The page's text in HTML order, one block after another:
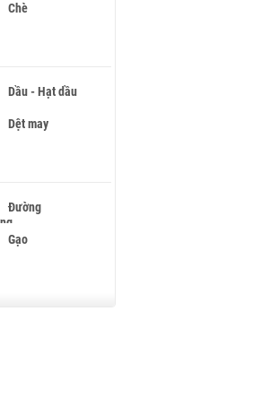
Chè
Dầu - Hạt dầu
Dệt may
Đường
Gạo